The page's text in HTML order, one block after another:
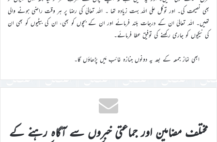
بھی نصیحت کی۔ اور توکّل علی اللہ بہت زیادہ تھا ۔ اللہ تعالیٰ کی رضا پر ہر وقت راضی ہونے والی
تھیں۔ اللہ تعالیٰ ان کے درجات بلند فرمائے اور ان کے بچوں کو بھی، ان کی بیٹیوں کو بھی ان
کی نیکیوں کو جاری رکھنے کی توفیق عطا فرمائے۔
ابھی نماز جمعہ کے بعد یہ دونوں جنازہ غائب مَیں پڑھاؤں گا۔
مختلف مضامین اور جماعتی خبروں سے آگاہ رہنے کے